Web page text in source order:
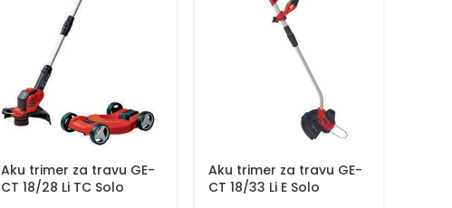
Aku trimer za travu GE-
CT 18/28 Li TC Solo
Aku trimer za travu GE-
CT 18/33 Li E Solo